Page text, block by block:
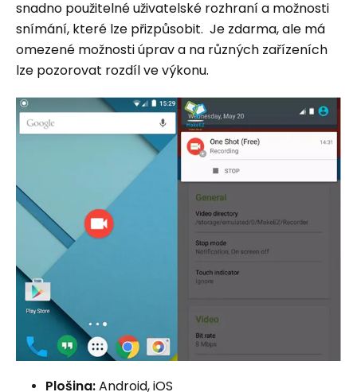
snadno použitelné uživatelské rozhraní a možnosti
snímání, které lze přizpůsobit. Je zdarma, ale má
omezené možnosti úprav a na různých zařízeních
lze pozorovat rozdíl ve výkonu.
Plošina:Android, iOS